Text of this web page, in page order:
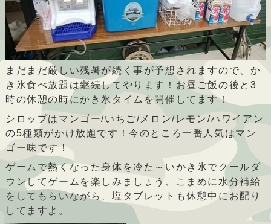
まだまだ厳しい残暑が続く事が予想されますので、か
き氷食べ放題は継続してやります！お昼ご飯の後と3
時の休憩の時にかき氷タイムを開催してます！
シロップはマンゴー/いちご/メロン/レモン/ハワイアン
の5種類がかけ放題です！今のところ一番人気はマン
ゴー味です！
ゲームで熱くなった身体を冷た～いかき氷でクールダ
ウンしてゲームを楽しみましょう、こまめに水分補給
をしてもらいながら、塩タブレットも休憩中にお配り
してますよ。